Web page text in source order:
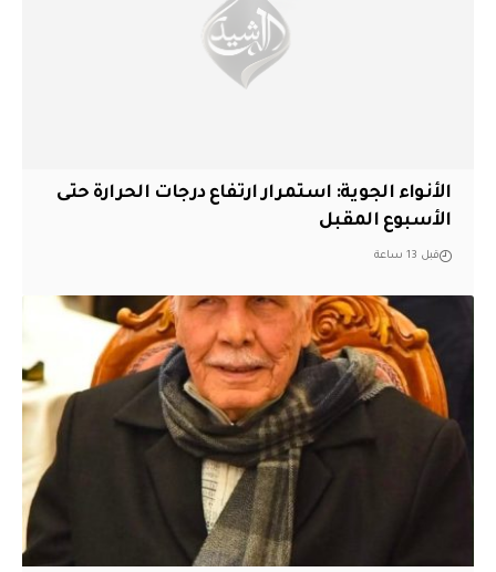
الأنواء الجوية: استمرار ارتفاع درجات الحرارة حتى
الأسبوع المقبل
قبل 13 ساعة